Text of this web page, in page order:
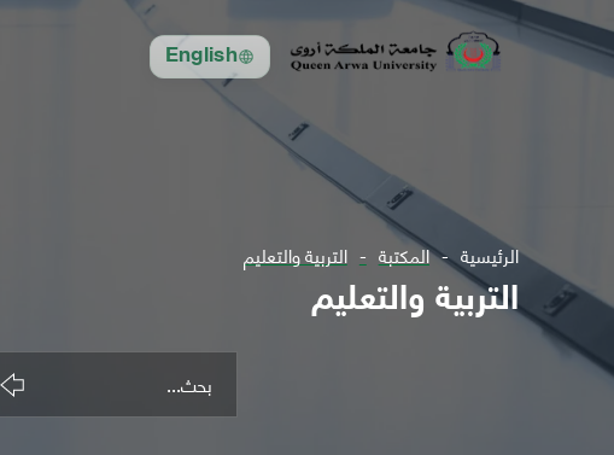
English
الرئيسية المكتبة التربية والتعليم
التربية والتعليم